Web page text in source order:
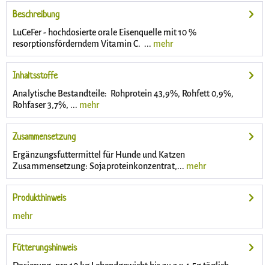
Beschreibung
LuCeFer - hochdosierte orale Eisenquelle mit 10 %
resorptionsförderndem Vitamin C. ... mehr
Inhaltsstoffe
Analytische Bestandteile: Rohprotein 43,9%, Rohfett 0,9%,
Rohfaser 3,7%, ... mehr
Zusammensetzung
Ergänzungsfuttermittel für Hunde und Katzen
Zusammensetzung: Sojaproteinkonzentrat,... mehr
Produkthinweis
mehr
Fütterungshinweis